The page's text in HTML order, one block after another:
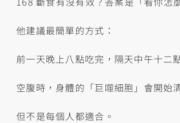
他建議最簡單的方式：
前一天晚上八點吃完，隔天中午十二
空腹時，身體的「巨噬細胞」會開始
但不是每個人都適合。